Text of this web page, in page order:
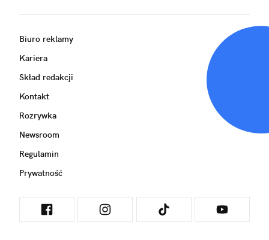
Biuro reklamy
Kariera
Skład redakcji
Kontakt
Rozrywka
Newsroom
Regulamin
Prywatność